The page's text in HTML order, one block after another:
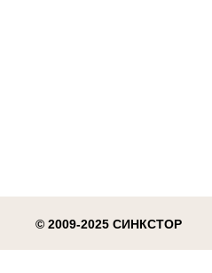
© 2009-2025 СИНКСТОР